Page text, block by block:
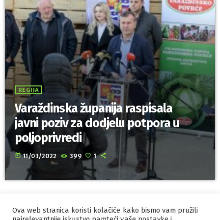
REGIJA
Varaždinska županija raspisala
javni poziv za dodjelu potpora u
poljoprivredi
today 11/03/2022 399 1
IZRADA I HOSTINGORBIS
Ova web stranica koristi kolačiće kako bismo vam pružili